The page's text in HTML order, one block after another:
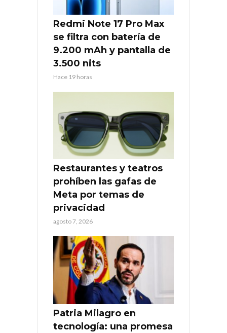
Redmi Note 17 Pro Max
se filtra con batería de
9.200 mAh y pantalla de
3.500 nits
Hace 19 horas
Restaurantes y teatros
prohíben las gafas de
Meta por temas de
privacidad
agosto 7, 2026
Patria Milagro en
tecnología: una promesa